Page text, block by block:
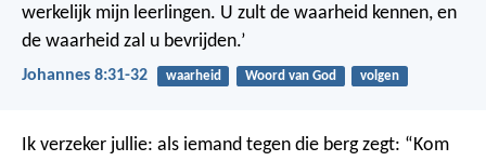
werkelijk mijn leerlingen. U zult de waarheid kennen, en
de waarheid zal u bevrijden.’
Johannes 8:31-32 waarheid Woord van God volgen
Ik verzeker jullie: als iemand tegen die berg zegt: “Kom